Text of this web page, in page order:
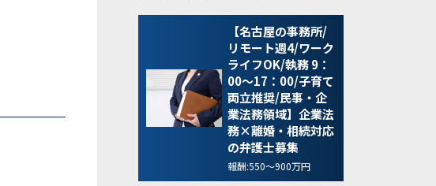
【名古屋の事務所/
リモート週4/ワーク
ライフOK/執務 9：
00～17：00/子育て
両立推奨/民事・企
業法務領域】企業法
務×離婚・相続対応
の弁護士募集
報酬:550～900万円